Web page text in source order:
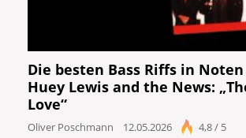
Die besten Bass Riffs in Noten
Huey Lewis and the News:
Love“
Oliver Poschmann 12.05.2026 4,8 / 5